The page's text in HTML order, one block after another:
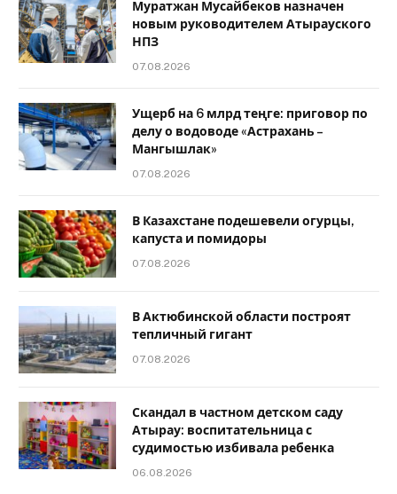
Муратжан Мусайбеков назначен
новым руководителем Атырауского
НПЗ
07.08.2026
Ущерб на 6 млрд теңге: приговор по
делу о водоводе «Астрахань –
Мангышлак»
07.08.2026
В Казахстане подешевели огурцы,
капуста и помидоры
07.08.2026
В Актюбинской области построят
тепличный гигант
07.08.2026
Скандал в частном детском саду
Атырау: воспитательница с
судимостью избивала ребенка
06.08.2026